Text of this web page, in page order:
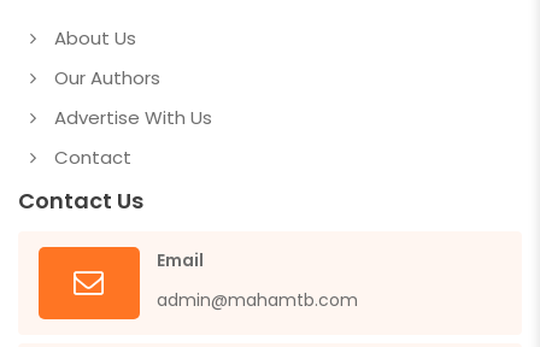
About Us
Our Authors
Advertise With Us
Contact
Contact Us
Email
admin@mahamtb.com